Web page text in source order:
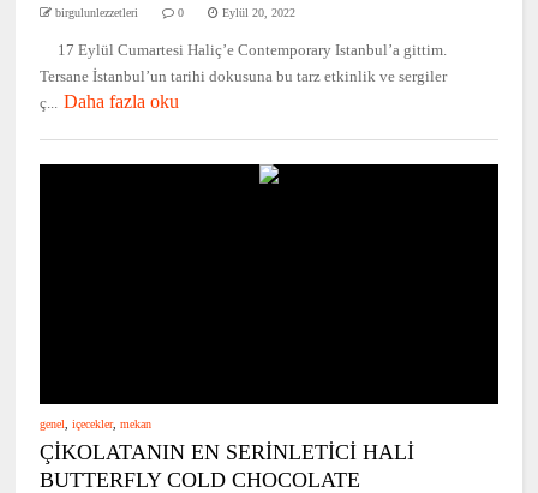
birgulunlezzetleri 0 Eylül 20, 2022
17 Eylül Cumartesi Haliç’e Contemporary Istanbul’a gittim.
Tersane İstanbul’un tarihi dokusuna bu tarz etkinlik ve sergiler
ç... Daha fazla oku
genel ,içecekler,mekan
ÇİKOLATANIN EN SERİNLETİCİ HALİ
BUTTERFLY COLD CHOCOLATE